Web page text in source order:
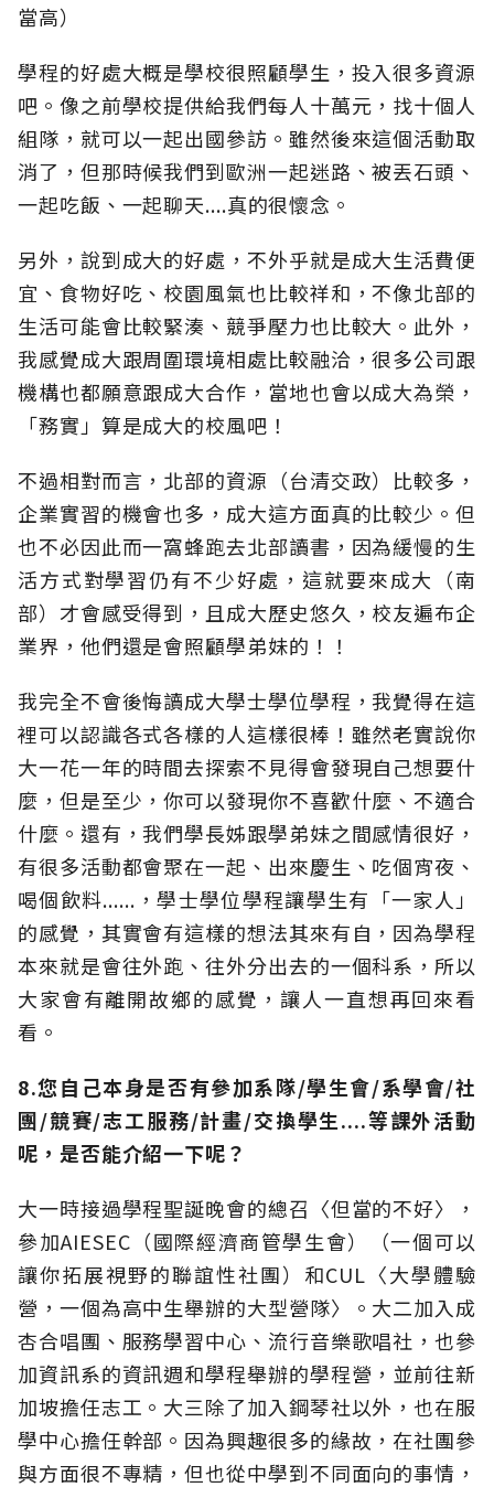
當高）
學程的好處大概是學校很照顧學生，投入很多資源
吧。像之前學校提供給我們每人十萬元，找十個人
組隊，就可以一起出國參訪。雖然後來這個活動取
消了，但那時候我們到歐洲一起迷路、被丟石頭、
一起吃飯、一起聊天....真的很懷念。
另外，說到成大的好處，不外乎就是成大生活費便
宜、食物好吃、校園風氣也比較祥和，不像北部的
生活可能會比較緊湊、競爭壓力也比較大。此外，
我感覺成大跟周圍環境相處比較融洽，很多公司跟
機構也都願意跟成大合作，當地也會以成大為榮，
「務實」算是成大的校風吧！
不過相對而言，北部的資源（台清交政）比較多，
企業實習的機會也多，成大這方面真的比較少。但
也不必因此而一窩蜂跑去北部讀書，因為緩慢的生
活方式對學習仍有不少好處，這就要來成大（南
部）才會感受得到，且成大歷史悠久，校友遍布企
業界，他們還是會照顧學弟妹的！！
我完全不會後悔讀成大學士學位學程，我覺得在這
裡可以認識各式各樣的人這樣很棒！雖然老實說你
大一花一年的時間去探索不見得會發現自己想要什
麼，但是至少，你可以發現你不喜歡什麼、不適合
什麼。還有，我們學長姊跟學弟妹之間感情很好，
有很多活動都會聚在一起、出來慶生、吃個宵夜、
喝個飲料......，學士學位學程讓學生有「一家人」
的感覺，其實會有這樣的想法其來有自，因為學程
本來就是會往外跑、往外分出去的一個科系，所以
大家會有離開故鄉的感覺，讓人一直想再回來看
看。
8.您自己本身是否有參加系隊/學生會/系學會/社
團/競賽/志工服務/計畫/交換學生....等課外活動
呢，是否能介紹一下呢？
大一時接過學程聖誕晚會的總召〈但當的不好〉，
參加AIESEC（國際經濟商管學生會）（一個可以
讓你拓展視野的聯誼性社團）和CUL〈大學體驗
營，一個為高中生舉辦的大型營隊〉。大二加入成
杏合唱團、服務學習中心、流行音樂歌唱社，也參
加資訊系的資訊週和學程舉辦的學程營，並前往新
加坡擔任志工。大三除了加入鋼琴社以外，也在服
學中心擔任幹部。因為興趣很多的緣故，在社團參
與方面很不專精，但也從中學到不同面向的事情，